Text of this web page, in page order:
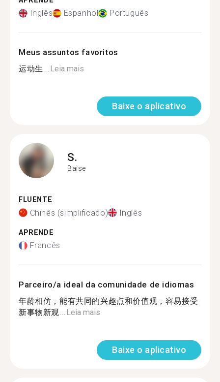
Inglês Espanhol Português
Meus assuntos favoritos
运动生...Leia mais
Baixe o aplicativo
S.
Baise
FLUENTE
Chinês (simplificado) Inglês
APRENDE
Francês
Parceiro/a ideal da comunidade de idiomas
年龄相仿，能有共同的兴趣点和价值观，容易接受
新事物新观...Leia mais
Baixe o aplicativo